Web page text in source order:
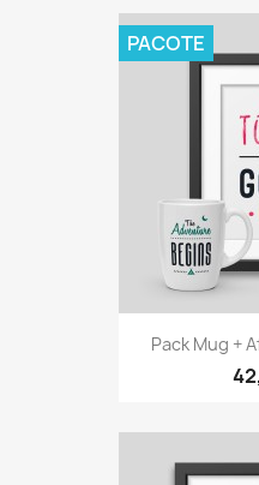
Pack Mug +
PACOTE